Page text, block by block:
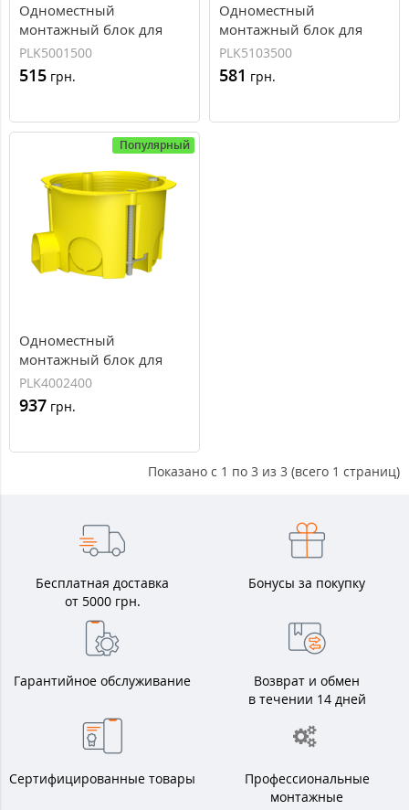
Одноместный
монтажный блок для
сплошных стен PLANK
65x45 MB001
(PLK5001500)
PLK5001500
515 грн.
Одноместный
монтажный блок для
сплошных стен PLANK
65x60 MB003
(PLK5103500)
PLK5103500
581 грн.
Популярный
Одноместный
монтажный блок для
пустых стен PLANK 65x45
MB002 (PLK4002400)
PLK4002400
937 грн.
Показано с 1 по 3 из 3 (всего 1 страниц)
Бесплатная доставка
от 5000 грн.
Бонусы за покупку
Гарантийное обслуживание
Возврат и обмен
в течении 14 дней
Сертифицированные товары
Профессиональные
монтажные